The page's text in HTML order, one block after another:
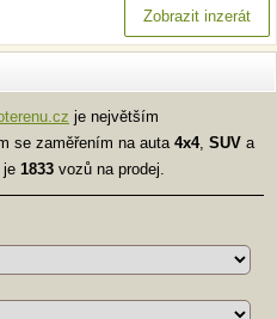
Zobrazit inzerát
je největším
se zaměřením na auta 4x4, SUV a
je 1833 vozů na prodej.